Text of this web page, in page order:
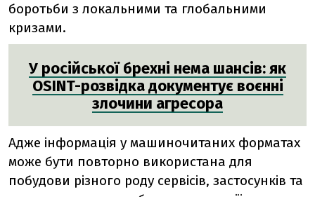
боротьби з локальними та глобальними
кризами.
У російської брехні нема шансів: як
OSINT-розвідка документує воєнні
злочини агресора
Адже інформація у машиночитаних форматах
може бути повторно використана для
побудови різного роду сервісів, застосунків та